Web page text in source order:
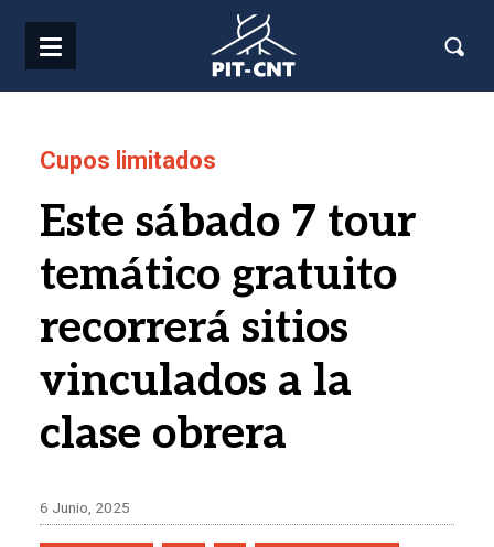
Cupos limitados
Este sábado 7 tour
temático gratuito
recorrerá sitios
vinculados a la
clase obrera
6 Junio, 2025